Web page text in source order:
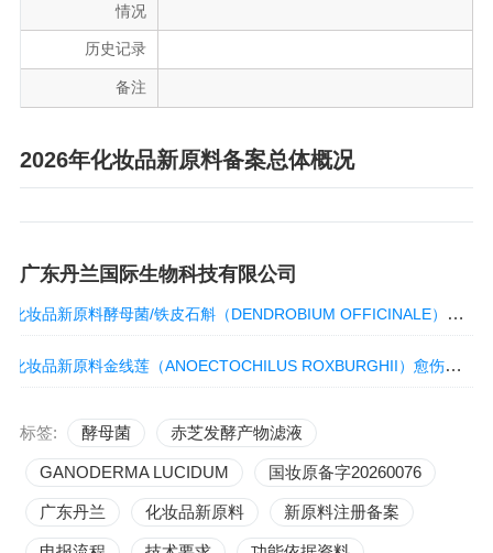
情况
历史记录
备注
2026年化妆品新原料备案总体概况
广东丹兰国际生物科技有限公司
化妆品新原料酵母菌/铁皮石斛（DENDROBIUM OFFICINALE）愈伤组织发酵产物滤液（国妆原备字20260077）
化妆品新原料金线莲（ANOECTOCHILUS ROXBURGHII）愈伤组织提取物（国妆原备字20260045）
标签: 酵母菌 赤芝发酵产物滤液
GANODERMA LUCIDUM 国妆原备字20260076
广东丹兰 化妆品新原料 新原料注册备案